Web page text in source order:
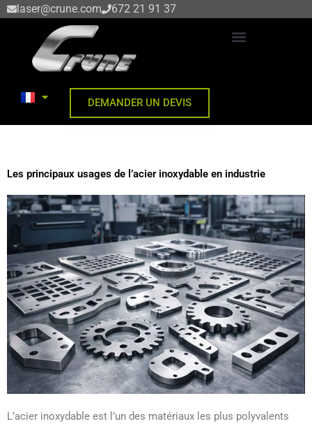
Allerlaser@crune.com 672 21 91 37
DEMANDER UN DEVIS
Les principaux usages de l’acier inoxydable en industrie
L’acier inoxydable est l’un des matériaux les plus polyvalents